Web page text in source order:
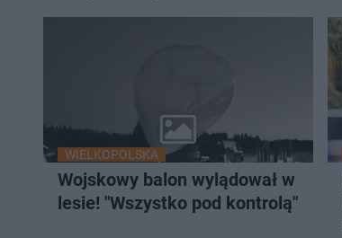
WIELKOPOLSKA
Wojskowy balon wylądował w
lesie! "Wszystko pod kontrolą"